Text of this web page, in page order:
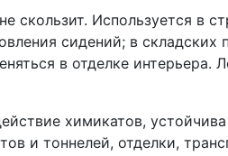
Используется в
сидений; в
в отделке интерьера.
химикатов,
и тоннелей, отделки,